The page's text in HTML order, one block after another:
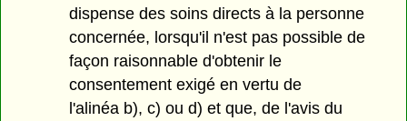
dispense des soins directs à la personne
concernée, lorsqu'il n'est pas possible de
façon raisonnable d'obtenir le
consentement exigé en vertu de
l'alinéa b), c) ou d) et que, de l'avis du